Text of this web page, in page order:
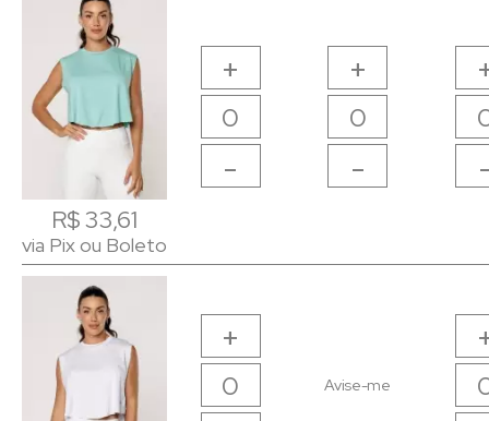
R$ 33,61
via Pix ou Boleto
+
-
+
-
+
Avise-me
R$ 33,61
via Pix ou Boleto